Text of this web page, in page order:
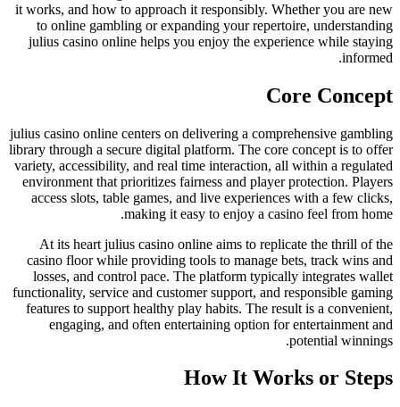
it works, and how to approach it responsibly. Whether you are new
to online gambling or expanding your repertoire, understanding
julius casino online helps you enjoy the experience while staying
informed.
Core Concept
julius casino online centers on delivering a comprehensive gambling
library through a secure digital platform. The core concept is to offer
variety, accessibility, and real time interaction, all within a regulated
environment that prioritizes fairness and player protection. Players
access slots, table games, and live experiences with a few clicks,
making it easy to enjoy a casino feel from home.
At its heart julius casino online aims to replicate the thrill of the
casino floor while providing tools to manage bets, track wins and
losses, and control pace. The platform typically integrates wallet
functionality, service and customer support, and responsible gaming
features to support healthy play habits. The result is a convenient,
engaging, and often entertaining option for entertainment and
potential winnings.
How It Works or Steps